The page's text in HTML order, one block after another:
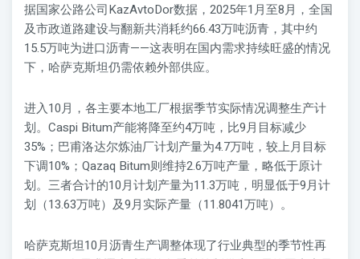
据国家公路公司KazAvtoDor数据，2025年1月至8月，全国
及市政道路建设与翻新共消耗约66.43万吨沥青，其中约
15.5万吨为进口沥青——这表明在国内需求持续旺盛的情况
下，哈萨克斯坦仍需依赖外部供应。
进入10月，各主要本地工厂根据季节实际情况调整生产计
划。Caspi Bitum产能将降至约4万吨，比9月目标减少
35%；巴甫洛达尔炼油厂计划产量为4.7万吨，较上月目标
下调10%；Qazaq Bitum则维持2.6万吨产量，略低于原计
划。三者合计的10月计划产量为11.3万吨，明显低于9月计
划（13.63万吨）及9月实际产量（11.8041万吨）。
哈萨克斯坦10月沥青生产调整体现了行业典型的季节性再